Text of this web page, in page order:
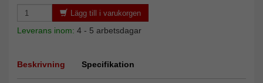
Lägg till i varukorgen
Leverans inom: 4 - 5 arbetsdagar
Beskrivning Specifikation